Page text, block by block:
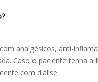
analgésicos, anti-
Caso o paciente tenha
com diálise.